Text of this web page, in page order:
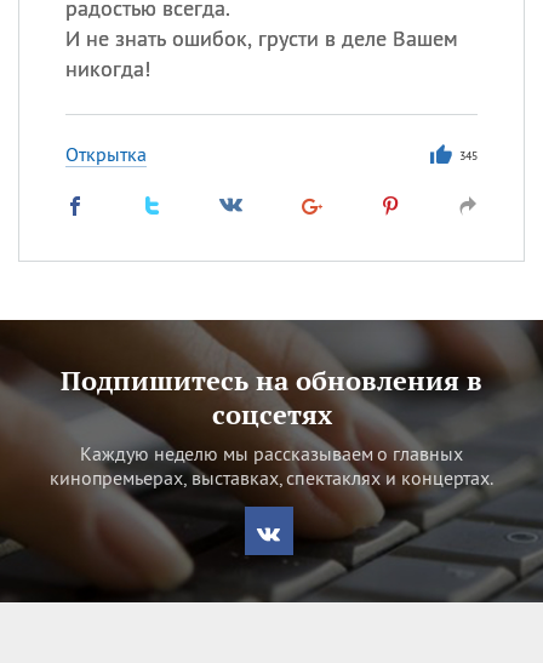
радостью всегда.
И не знать ошибок, грусти в деле Вашем
никогда!
Открытка 345
Подпишитесь на обновления в
соцсетях
Каждую неделю мы рассказываем о главных
кинопремьерах, выставках, спектаклях и концертах.